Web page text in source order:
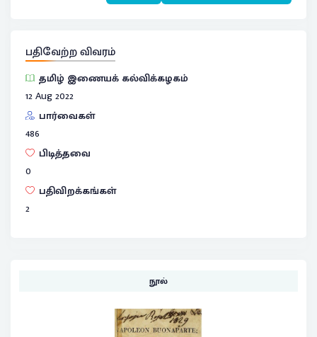
பதிவேற்ற விவரம்
தமிழ் இணையக் கல்விக்கழகம்
12 Aug 2022
பார்வைகள்
486
பிடித்தவை
0
பதிவிறக்கங்கள்
2
நூல்